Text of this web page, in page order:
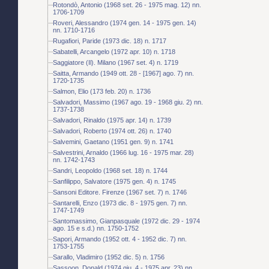
Rotondò, Antonio (1968 set. 26 - 1975 mag. 12) nn.
1706-1709
Roveri, Alessandro (1974 gen. 14 - 1975 gen. 14)
nn. 1710-1716
Rugafiori, Paride (1973 dic. 18) n. 1717
Sabatelli, Arcangelo (1972 apr. 10) n. 1718
Saggiatore (Il). Milano (1967 set. 4) n. 1719
Saitta, Armando (1949 ott. 28 - [1967] ago. 7) nn.
1720-1735
Salmon, Elio (173 feb. 20) n. 1736
Salvadori, Massimo (1967 ago. 19 - 1968 giu. 2) nn.
1737-1738
Salvadori, Rinaldo (1975 apr. 14) n. 1739
Salvadori, Roberto (1974 ott. 26) n. 1740
Salvemini, Gaetano (1951 gen. 9) n. 1741
Salvestrini, Arnaldo (1966 lug. 16 - 1975 mar. 28)
nn. 1742-1743
Sandri, Leopoldo (1968 set. 18) n. 1744
Sanfilippo, Salvatore (1975 gen. 4) n. 1745
Sansoni Editore. Firenze (1967 set. 7) n. 1746
Santarelli, Enzo (1973 dic. 8 - 1975 gen. 7) nn.
1747-1749
Santomassimo, Gianpasquale (1972 dic. 29 - 1974
ago. 15 e s.d.) nn. 1750-1752
Sapori, Armando (1952 ott. 4 - 1952 dic. 7) nn.
1753-1755
Sarallo, Vladimiro (1952 dic. 5) n. 1756
Sassoon, Donald (1974 giu. 4 - 1975 apr. 23) nn.